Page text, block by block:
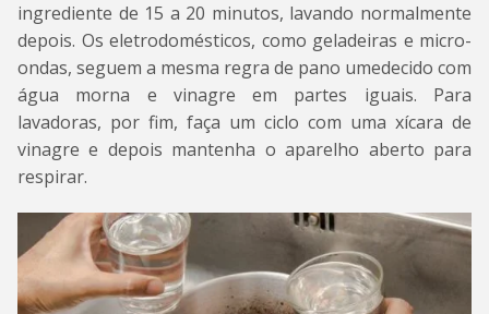
ingrediente de 15 a 20 minutos, lavando normalmente
depois. Os eletrodomésticos, como geladeiras e micro-
ondas, seguem a mesma regra de pano umedecido com
água morna e vinagre em partes iguais. Para
lavadoras, por fim, faça um ciclo com uma xícara de
vinagre e depois mantenha o aparelho aberto para
respirar.